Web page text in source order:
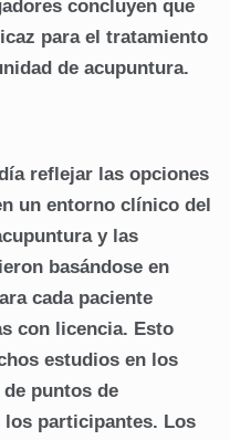
concluyen que
para el tratamiento
de acupuntura.
reflejar las opciones
un entorno clínico del
y las
basándose en
cada paciente
con licencia. Esto
estudios en los
puntos de
los participantes. Los